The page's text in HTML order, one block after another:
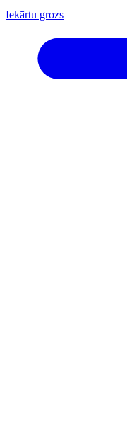
Iekārtu grozs